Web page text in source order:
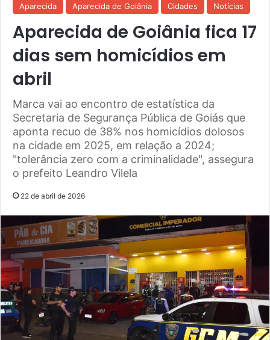
Aparecida Aparecida de Goiânia Cidades Notícias
Aparecida de Goiânia fica 17
dias sem homicídios em
abril
Marca vai ao encontro de estatística da
Secretaria de Segurança Pública de Goiás que
aponta recuo de 38% nos homicídios dolosos
na cidade em 2025, em relação a 2024;
"tolerância zero com a criminalidade", assegura
o prefeito Leandro Vilela
22 de abril de 2026